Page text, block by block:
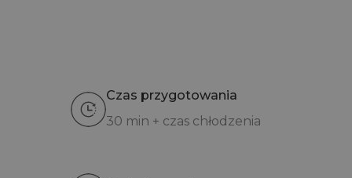
Czas przygotowania
30 min + czas chłodzenia